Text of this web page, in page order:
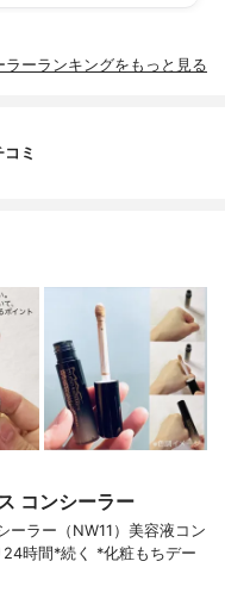
ラーランキングをもっと見る
ミ
コンシーラー
ーラー（NW11）美容液コン
時間*続く *化粧もちデー